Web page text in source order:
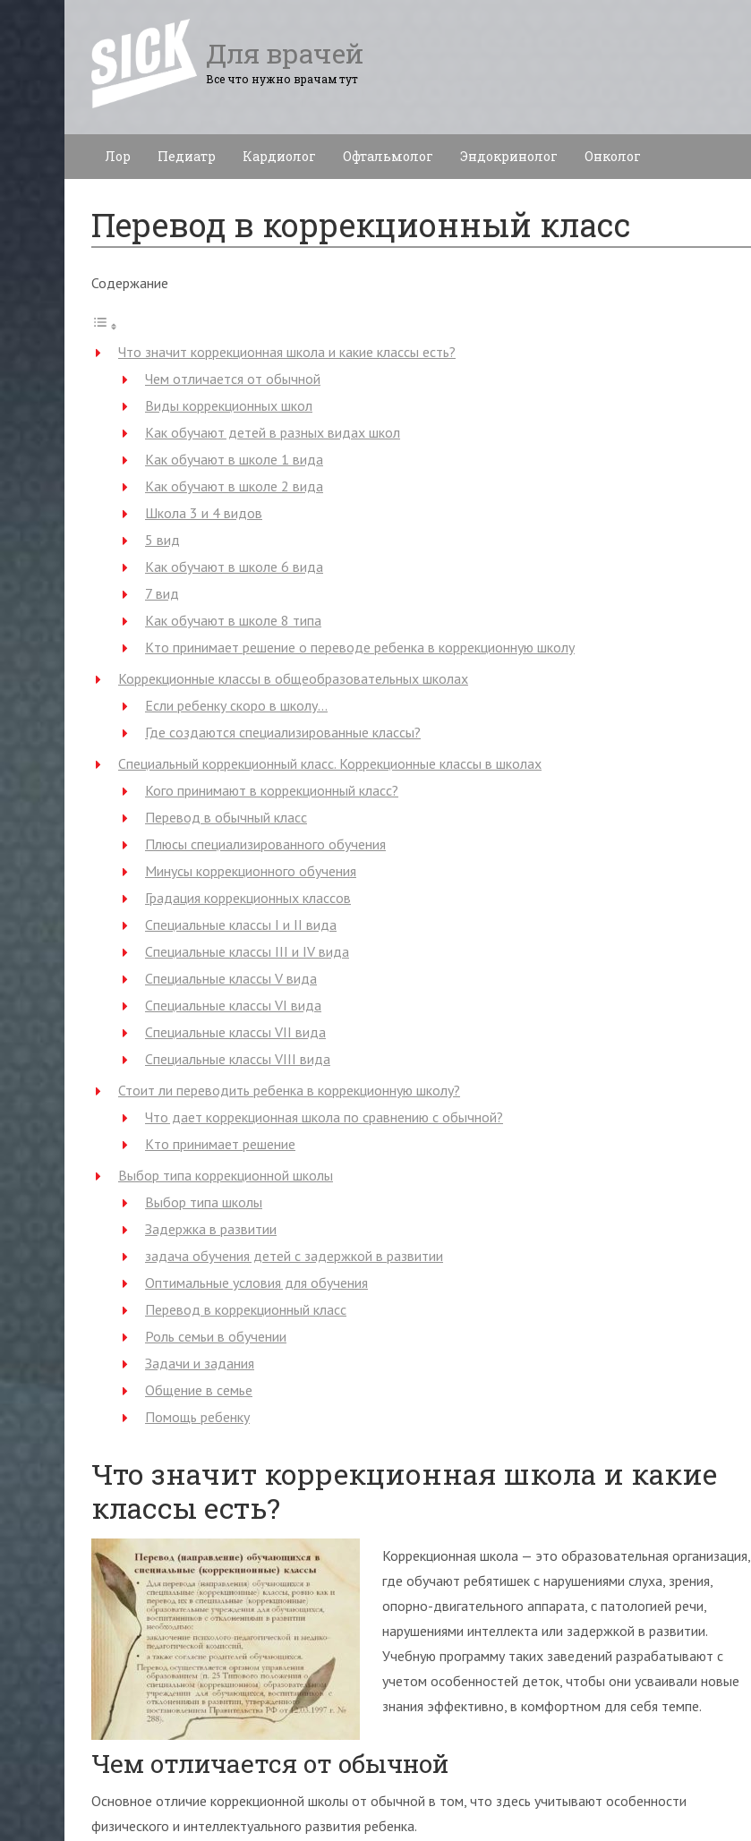
Для врачей
Все что нужно врачам тут
Лор Педиатр Кардиолог Офтальмолог Эндокринолог Онколог
Перевод в коррекционный класс
Содержание
Что значит коррекционная школа и какие классы есть?
Чем отличается от обычной
Виды коррекционных школ
Как обучают детей в разных видах школ
Как обучают в школе 1 вида
Как обучают в школе 2 вида
Школа 3 и 4 видов
5 вид
Как обучают в школе 6 вида
7 вид
Как обучают в школе 8 типа
Кто принимает решение о переводе ребенка в коррекционную школу
Коррекционные классы в общеобразовательных школах
Если ребенку скоро в школу…
Где создаются специализированные классы?
Специальный коррекционный класс. Коррекционные классы в школах
Кого принимают в коррекционный класс?
Перевод в обычный класс
Плюсы специализированного обучения
Минусы коррекционного обучения
Градация коррекционных классов
Специальные классы I и II вида
Специальные классы III и IV вида
Специальные классы V вида
Специальные классы VI вида
Специальные классы VII вида
Специальные классы VIII вида
Стоит ли переводить ребенка в коррекционную школу?
Что дает коррекционная школа по сравнению с обычной?
Кто принимает решение
Выбор типа коррекционной школы
Выбор типа школы
Задержка в развитии
задача обучения детей с задержкой в развитии
Оптимальные условия для обучения
Перевод в коррекционный класс
Роль семьи в обучении
Задачи и задания
Общение в семье
Помощь ребенку
Что значит коррекционная школа и какие
классы есть?
Коррекционная школа — это образовательная организация,
где обучают ребятишек с нарушениями слуха, зрения,
опорно-двигательного аппарата, с патологией речи,
нарушениями интеллекта или задержкой в развитии.
Учебную программу таких заведений разрабатывают с
учетом особенностей деток, чтобы они усваивали новые
знания эффективно, в комфортном для себя темпе.
Чем отличается от обычной
Основное отличие коррекционной школы от обычной в том, что здесь учитывают особенности
физического и интеллектуального развития ребенка.